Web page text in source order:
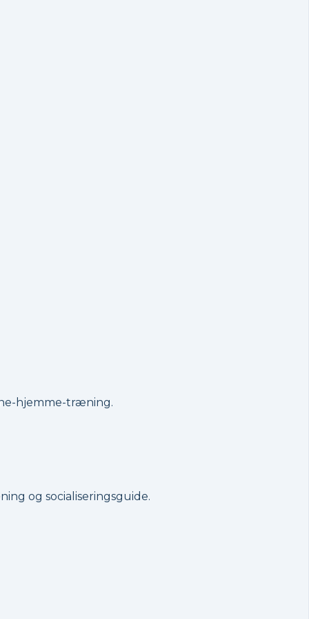
hjemme-træning.
og socialiseringsguide.